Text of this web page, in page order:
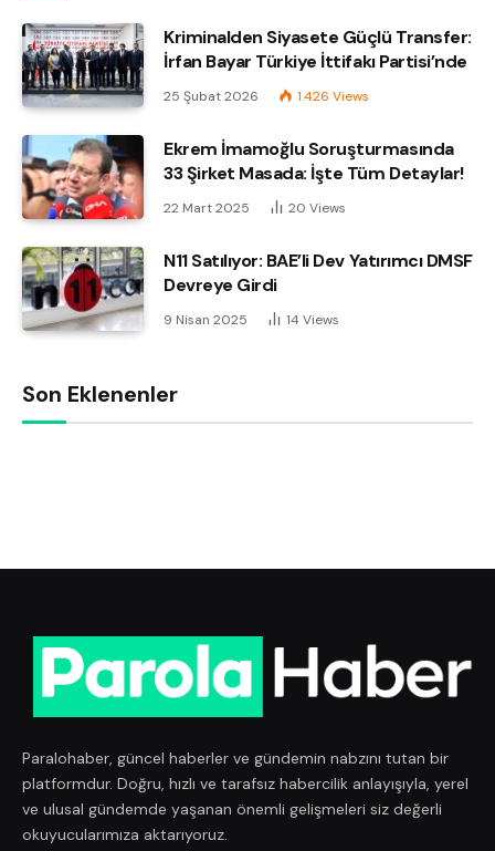
Kriminalden Siyasete Güçlü Transfer:
İrfan Bayar Türkiye İttifakı Partisi’nde
25 Şubat 2026 1.426 Views
Ekrem İmamoğlu Soruşturmasında
33 Şirket Masada: İşte Tüm Detaylar!
22 Mart 2025 20 Views
N11 Satılıyor: BAE’li Dev Yatırımcı DMSF
Devreye Girdi
9 Nisan 2025 14 Views
Son Eklenenler
Paralohaber, güncel haberler ve gündemin nabzını tutan bir
platformdur. Doğru, hızlı ve tarafsız habercilik anlayışıyla, yerel
ve ulusal gündemde yaşanan önemli gelişmeleri siz değerli
okuyucularımıza aktarıyoruz.